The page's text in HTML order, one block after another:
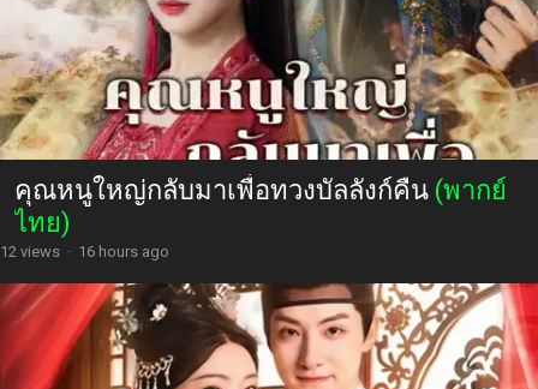
คุณหนูใหญ่กลับมาเพื่อทวงบัลลังก์คืน (พากย์
ไทย)
12 views · 16 hours ago